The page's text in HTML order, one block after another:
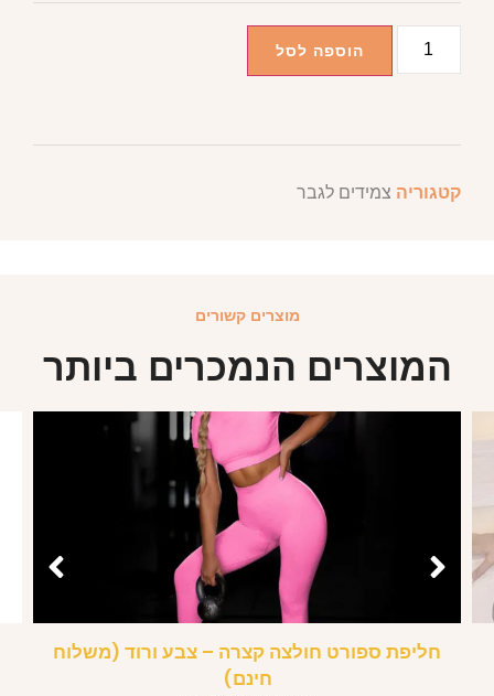
הוספה לסל
קטגוריה צמידים לגבר
מוצרים קשורים
המוצרים הנמכרים ביותר
חליפת ספורט חולצה קצרה – צבע ורוד (משלוח
חינם)